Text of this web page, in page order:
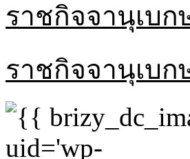
ราชกิจจานุเบ
ราชกิจจานุเบก